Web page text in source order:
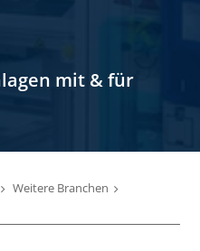
mit & für
Weitere Branchen